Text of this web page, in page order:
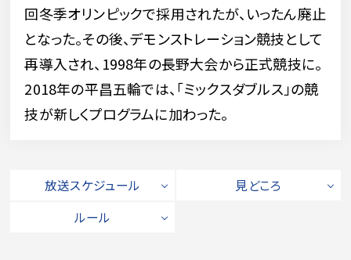
回冬季オリンピックで採用されたが、いったん廃止
となった。その後、デモンストレーション競技として
再導入され、1998年の長野大会から正式競技に。
2018年の平昌五輪では、「ミックスダブルス」の競
技が新しくプログラムに加わった。
放送スケジュール
見どころ
ルール